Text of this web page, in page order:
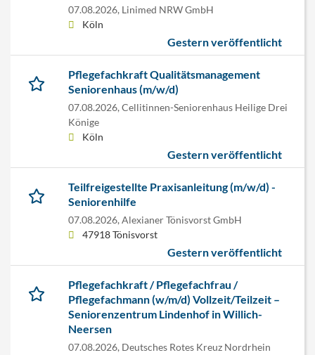
07.08.2026, Linimed NRW GmbH
Köln
Gestern veröffentlicht
Pflegefachkraft Qualitätsmanagement
Seniorenhaus (m/w/d)
07.08.2026, Cellitinnen-Seniorenhaus Heilige Drei
Könige
Köln
Gestern veröffentlicht
Teilfreigestellte Praxisanleitung (m/w/d) -
Seniorenhilfe
07.08.2026, Alexianer Tönisvorst GmbH
47918 Tönisvorst
Gestern veröffentlicht
Pflegefachkraft / Pflegefachfrau /
Pflegefachmann (w/m/d) Vollzeit/Teilzeit –
Seniorenzentrum Lindenhof in Willich-
Neersen
07.08.2026, Deutsches Rotes Kreuz Nordrhein